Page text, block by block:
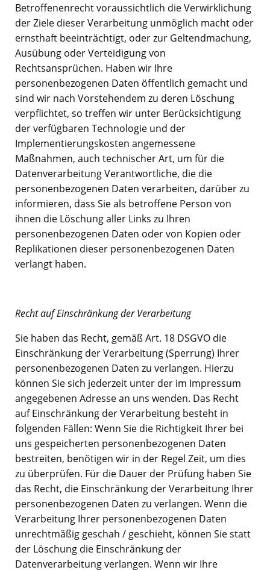
Betroffenenrecht voraussichtlich die Verwirklichung
der Ziele dieser Verarbeitung unmöglich macht oder
ernsthaft beeinträchtigt, oder zur Geltendmachung,
Ausübung oder Verteidigung von
Rechtsansprüchen. Haben wir Ihre
personenbezogenen Daten öffentlich gemacht und
sind wir nach Vorstehendem zu deren Löschung
verpflichtet, so treffen wir unter Berücksichtigung
der verfügbaren Technologie und der
Implementierungskosten angemessene
Maßnahmen, auch technischer Art, um für die
Datenverarbeitung Verantwortliche, die die
personenbezogenen Daten verarbeiten, darüber zu
informieren, dass Sie als betroffene Person von
ihnen die Löschung aller Links zu Ihren
personenbezogenen Daten oder von Kopien oder
Replikationen dieser personenbezogenen Daten
verlangt haben.
Recht auf Einschränkung der Verarbeitung
Sie haben das Recht, gemäß Art. 18 DSGVO die
Einschränkung der Verarbeitung (Sperrung) Ihrer
personenbezogenen Daten zu verlangen. Hierzu
können Sie sich jederzeit unter der im Impressum
angegebenen Adresse an uns wenden. Das Recht
auf Einschränkung der Verarbeitung besteht in
folgenden Fällen: Wenn Sie die Richtigkeit Ihrer bei
uns gespeicherten personenbezogenen Daten
bestreiten, benötigen wir in der Regel Zeit, um dies
zu überprüfen. Für die Dauer der Prüfung haben Sie
das Recht, die Einschränkung der Verarbeitung Ihrer
personenbezogenen Daten zu verlangen. Wenn die
Verarbeitung Ihrer personenbezogenen Daten
unrechtmäßig geschah / geschieht, können Sie statt
der Löschung die Einschränkung der
Datenverarbeitung verlangen. Wenn wir Ihre